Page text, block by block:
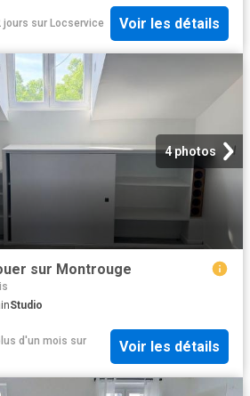
jours sur Locservice Voir les détails
4 photos
sur Montrouge
Studio
d'un mois sur
Voir les détails